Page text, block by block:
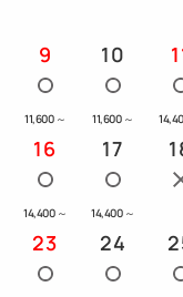
9
11,600 ～
10
11,600 ～
16
14,400 ～
17
14,400 ～
23 24